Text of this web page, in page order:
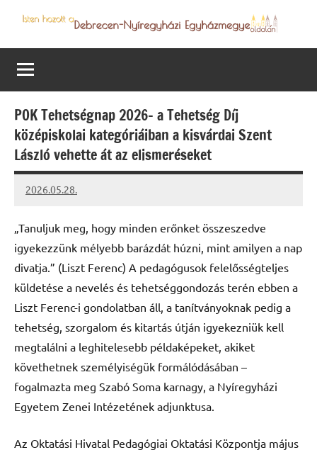
content
Debrecen-
Nyíregyházi
Egyházmegye
programjai
POK Tehetségnap 2026– a Tehetség Díj
középiskolai kategóriáiban a kisvárdai Szent
László vehette át az elismeréseket
2026.05.28.
Leiszt
„Tanuljuk meg, hogy minden erőnket összeszedve
igyekezzünk mélyebb barázdát húzni, mint amilyen a nap
divatja.” (Liszt Ferenc) A pedagógusok felelősségteljes
küldetése a nevelés és tehetséggondozás terén ebben a
Liszt Ferenc-i gondolatban áll, a tanítványoknak pedig a
tehetség, szorgalom és kitartás útján igyekezniük kell
megtalálni a leghitelesebb példaképeket, akiket
követhetnek személyiségük formálódásában –
fogalmazta meg Szabó Soma karnagy, a Nyíregyházi
Egyetem Zenei Intézetének adjunktusa.
Az Oktatási Hivatal Pedagógiai Oktatási Központja május